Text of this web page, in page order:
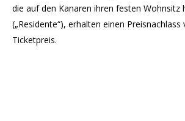
die auf den Kanaren ihren festen Wohnsitz
(„Residente“), erhalten einen
Ticketpreis.